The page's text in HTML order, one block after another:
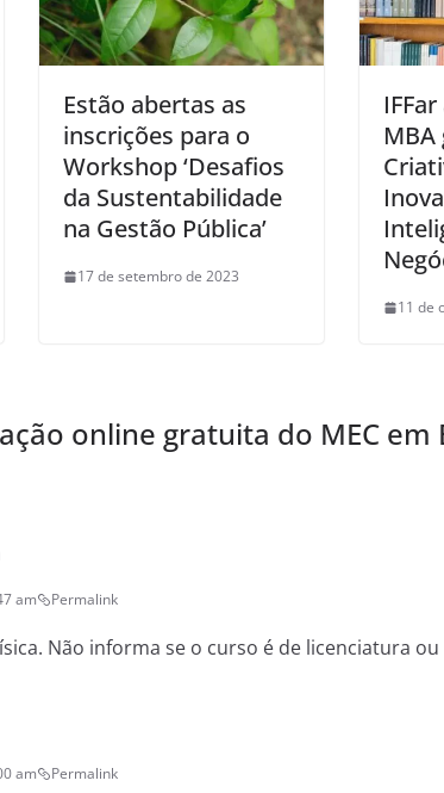
Estão abertas as
inscrições para o
Workshop ‘Desafios
da Sustentabilidade
na Gestão Pública’
17 de setembro de 2023
11 de
online gratuita do MEC em
am Permalink
Não informa se o curso é de licenciatura
am Permalink